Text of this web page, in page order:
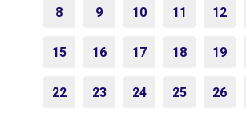
8 9 10 11 12
15 16 17 18 19
22 23 24 25 26